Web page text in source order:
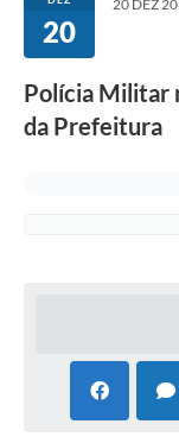
20
20 DEZ
Polícia Militar
da Prefeitura